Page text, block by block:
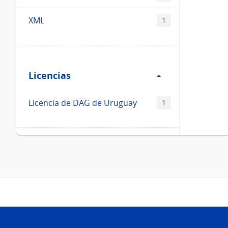
XML 1
Licencias
Licencias
Licencia de DAG de Uruguay 1